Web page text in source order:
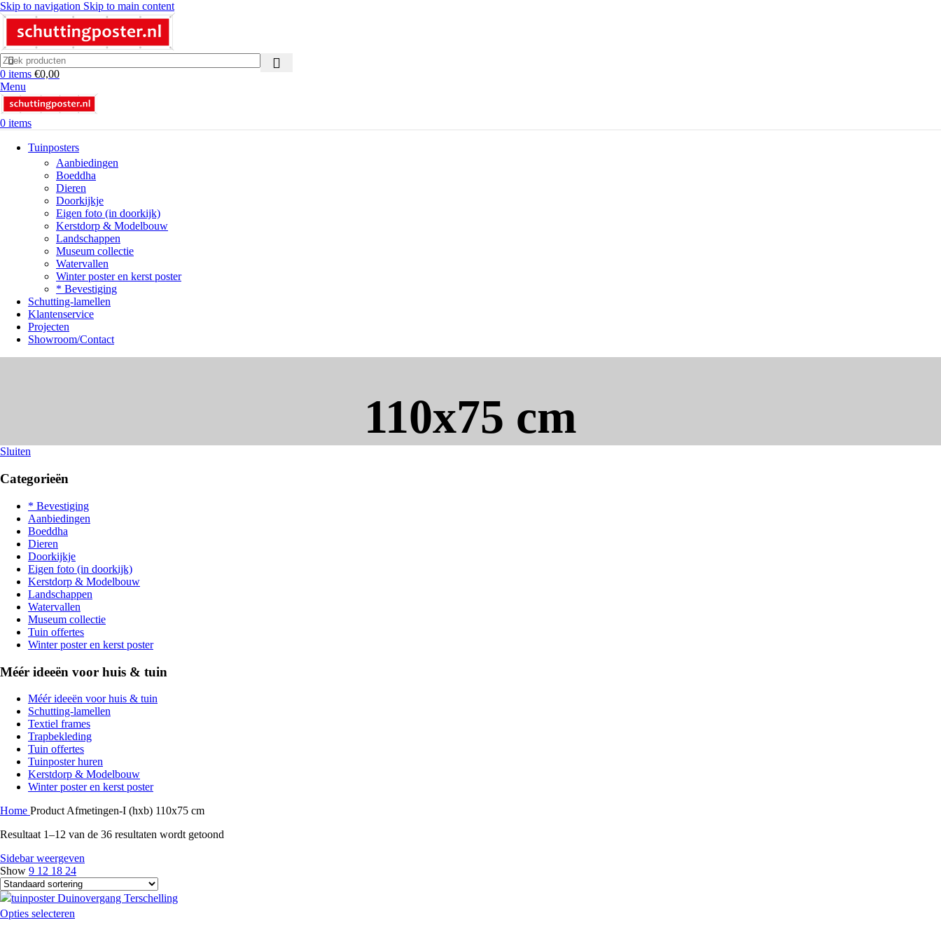
Skip to navigation Skip to main content
0 items €0,00
Menu
0 items
Tuinposters
Aanbiedingen
Boeddha
Dieren
Doorkijkje
Eigen foto (in doorkijk)
Kerstdorp & Modelbouw
Landschappen
Museum collectie
Watervallen
Winter poster en kerst poster
* Bevestiging
Schutting-lamellen
Klantenservice
Projecten
Showroom/Contact
110x75 cm
Sluiten
Categorieën
* Bevestiging
Aanbiedingen
Boeddha
Dieren
Doorkijkje
Eigen foto (in doorkijk)
Kerstdorp & Modelbouw
Landschappen
Watervallen
Museum collectie
Tuin offertes
Winter poster en kerst poster
Méér ideeën voor huis & tuin
Méér ideeën voor huis & tuin
Schutting-lamellen
Textiel frames
Trapbekleding
Tuin offertes
Tuinposter huren
Kerstdorp & Modelbouw
Winter poster en kerst poster
Home Product Afmetingen-I (hxb) 110x75 cm
Resultaat 1–12 van de 36 resultaten wordt getoond
Sidebar weergeven
Show 9 12 18 24
Opties selecteren